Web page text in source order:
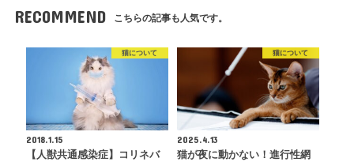
RECOMMEND こちらの記事も人気です。
猫について
2018.1.15
【人獣共通感染症】コリネバ
猫について
2025.4.13
猫が夜に動かない！進行性網